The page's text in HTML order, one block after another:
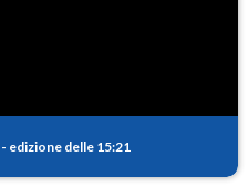
- edizione delle 15:21